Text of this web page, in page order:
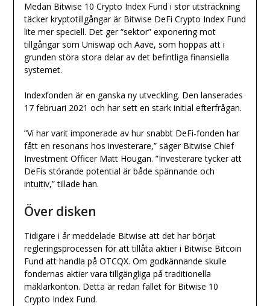
Medan Bitwise 10 Crypto Index Fund i stor utsträckning
täcker kryptotillgångar är Bitwise DeFi Crypto Index Fund
lite mer speciell. Det ger “sektor” exponering mot
tillgångar som Uniswap och Aave, som hoppas att i
grunden störa stora delar av det befintliga finansiella
systemet.
Indexfonden är en ganska ny utveckling. Den lanserades
17 februari 2021 och har sett en stark initial efterfrågan.
”Vi har varit imponerade av hur snabbt DeFi-fonden har
fått en resonans hos investerare,” säger Bitwise Chief
Investment Officer Matt Hougan. ”Investerare tycker att
DeFis störande potential är både spännande och
intuitiv,” tillade han.
Över disken
Tidigare i år meddelade Bitwise att det har börjat
regleringsprocessen för att tillåta aktier i Bitwise Bitcoin
Fund att handla på OTCQX. Om godkännande skulle
fondernas aktier vara tillgängliga på traditionella
mäklarkonton. Detta är redan fallet för Bitwise 10
Crypto Index Fund.